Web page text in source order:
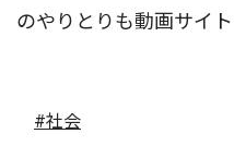
のやりとりも動画サイト
#社会